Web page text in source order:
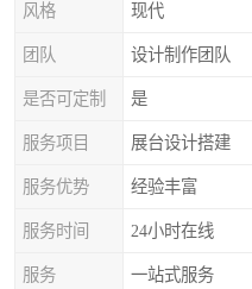
风格 现代
团队 设计制作团队
是否可定制 是
服务项目 展台设计搭建
服务优势 经验丰富
服务时间 24小时在线
服务 一站式服务